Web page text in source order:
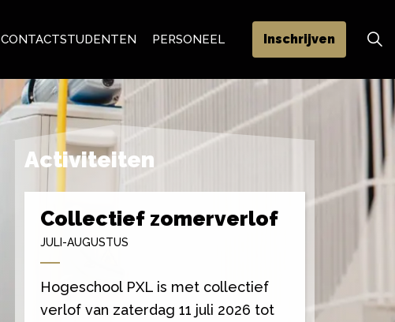
CONTACTSTUDENTEN PERSONEEL Inschrijven
Activiteiten
Collectief zomerverlof
JULI-AUGUSTUS
Hogeschool PXL is met collectief
verlof van zaterdag 11 juli 2026 tot